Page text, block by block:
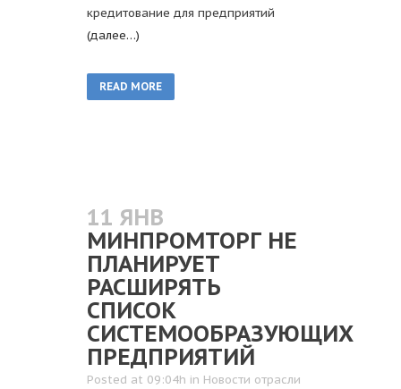
кредитование для предприятий
(далее…)
READ MORE
11 ЯНВ
МИНПРОМТОРГ НЕ
ПЛАНИРУЕТ
РАСШИРЯТЬ
СПИСОК
СИСТЕМООБРАЗУЮЩИХ
ПРЕДПРИЯТИЙ
Posted at 09:04h in Новости отрасли